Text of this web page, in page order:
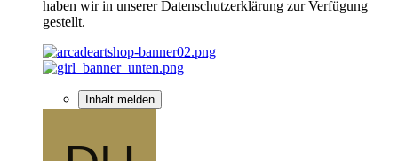
haben wir in unserer Datenschutzerklärung zur Verfügung
gestellt.
Inhalt melden